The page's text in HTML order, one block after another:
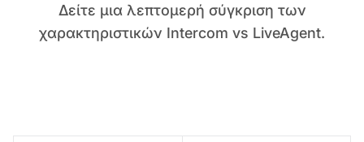
Δείτε μια λεπτομερή σύγκριση των
χαρακτηριστικών Intercom vs LiveAgent.